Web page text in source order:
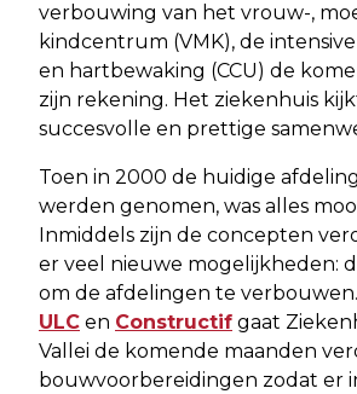
verbouwing van het vrouw-,
kindcentrum (VMK), de
en hartbewaking (CCU) de
zijn rekening. Het ziekenhuis
succesvolle en prettige
Toen in 2000 de huidige
werden genomen, was alles
Inmiddels zijn de concepten
er veel nieuwe mogelijkheden:
om de afdelingen te
ULC en Constructif gaat
Vallei de komende maanden
bouwvoorbereidingen zodat er